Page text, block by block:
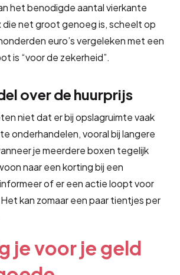
het benodigde aantal vierkante
die net groot genoeg is, scheelt op
euro’s vergeleken met een
is “voor de zekerheid”.
over de huurprijs
niet dat er bij opslagruimte vaak
onderhandelen, vooral bij langere
je meerdere boxen tegelijk
naar een korting bij een
of er een actie loopt voor
kan zomaar een paar tientjes per
je voor je geld